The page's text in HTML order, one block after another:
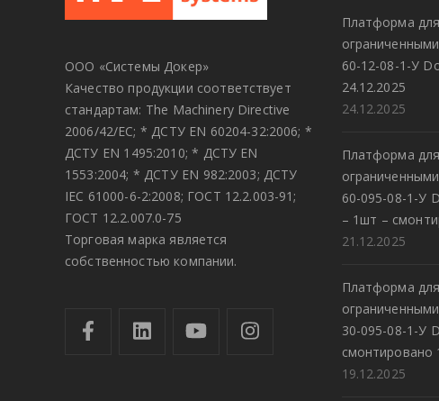
ООО «Системы Докер»
Качество продукции соответствует
стандартам: The Machinery Directive
2006/42/EC; * ДСТУ EN 60204-32:2006; *
ДСТУ EN 1495:2010; * ДСТУ EN
1553:2004; * ДСТУ EN 982:2003; ДСТУ
IEC 61000-6-2:2008; ГОСТ 12.2.003-91;
ГОСТ 12.2.007.0-75
Торговая марка является
собственностью компании.
Платформа
60-12-08-1-У
24.12.2025
24.12.2025
Платформа
60-095-08-1-У
– 1шт –
21.12.2025
Платформа
30-095-08-1-У
смонтировано
19.12.2025